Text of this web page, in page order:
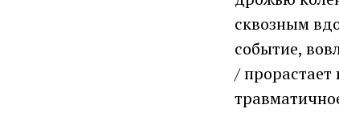
сквозным
событие,
/ прорастает